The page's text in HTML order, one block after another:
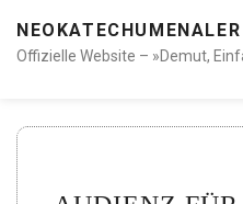
NEOKATECHUMENALER
Offizielle Website – »Demut,